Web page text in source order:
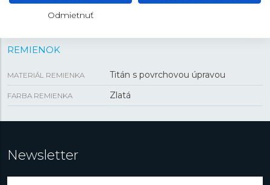
REMIENOK
MATERIÁL REMIENKA Titán s povrchovou úpravou
FARBA REMIENKA Zlatá
Newsletter
Odmietnuť